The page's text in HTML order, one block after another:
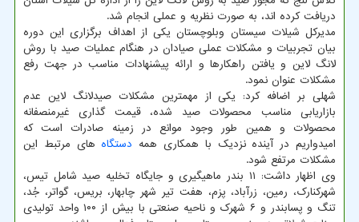
دریافت کرده اند، به صورت نظریه و عملی انجام شد.
مدیرکل شیلات سیستان وبلوچستان یکی از اهداف برگزاری این دوره
بیان تجربیات و مشکلات عملی صیادان در هنگام عملیات صید با روش
لانگ لاین و یافتن راهکارها و ارائه پیشنهادات مناسب در جهت رفع
مشکلات عنوان نمود.
شهلی بر اضافه کرد: یکی از مهمترین مشکلات صیدلانگ لاین عدم
بازاریابی مناسب محصولات صید شده، قیمت گذاری غیرمنصفانه
محصولات و همین طور وجود موانع در زمینه صادرات است که
امیدواریم در آینده نزدیک با همکاری همه دستگاه های مرتبط این
مشکلات مرتفع شود.
وی اظهار داشت: ۱۱ بندر ماهیگیری و جایگاه تخلیه صید شامل تیس،
شهرکنارک، رمین، زرآباد، پزم، هفت تیر شهر چابهار، بریس، گواتر، جُد،
تنگ و پسابندر و ۶ شهرک و ناحیه صنعتی با بیش از ۱۰۰ واحد تولیدی